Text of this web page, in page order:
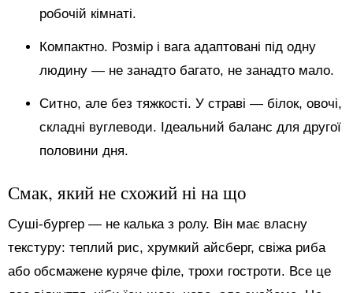
робочій кімнаті.
Компактно. Розмір і вага адаптовані під одну
людину — не занадто багато, не занадто мало.
Ситно, але без тяжкості. У страві — білок, овочі,
складні вуглеводи. Ідеальний баланс для другої
половини дня.
Смак, який не схожий ні на що
Суші-бургер — не калька з ролу. Він має власну
текстуру: теплий рис, хрумкий айсберг, свіжа риба
або обсмажене куряче філе, трохи гостроти. Все це